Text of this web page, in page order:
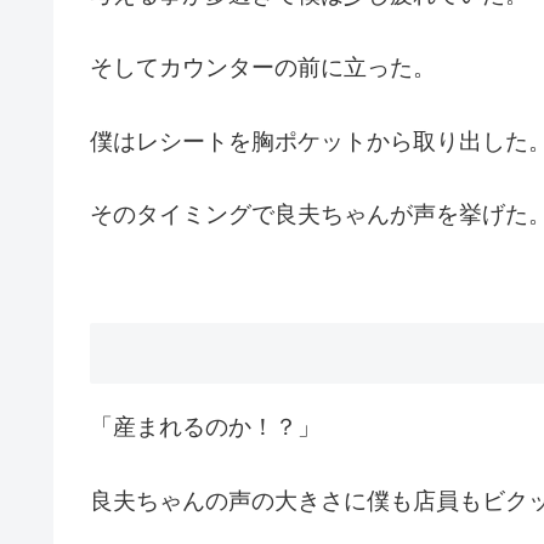
そしてカウンターの前に立った。
僕はレシートを胸ポケットから取り出した。
そのタイミングで良夫ちゃんが声を挙げた。
「産まれるのか！？」
良夫ちゃんの声の大きさに僕も店員もビク